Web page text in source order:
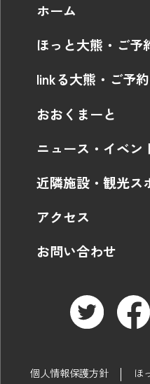
ホーム
ほっと大熊・ご予
linkる大熊・ご予
おおくまーと
ニュース・イベン
近隣施設・観光ス
アクセス
お問い合わせ
個人情報保護方針 ほ